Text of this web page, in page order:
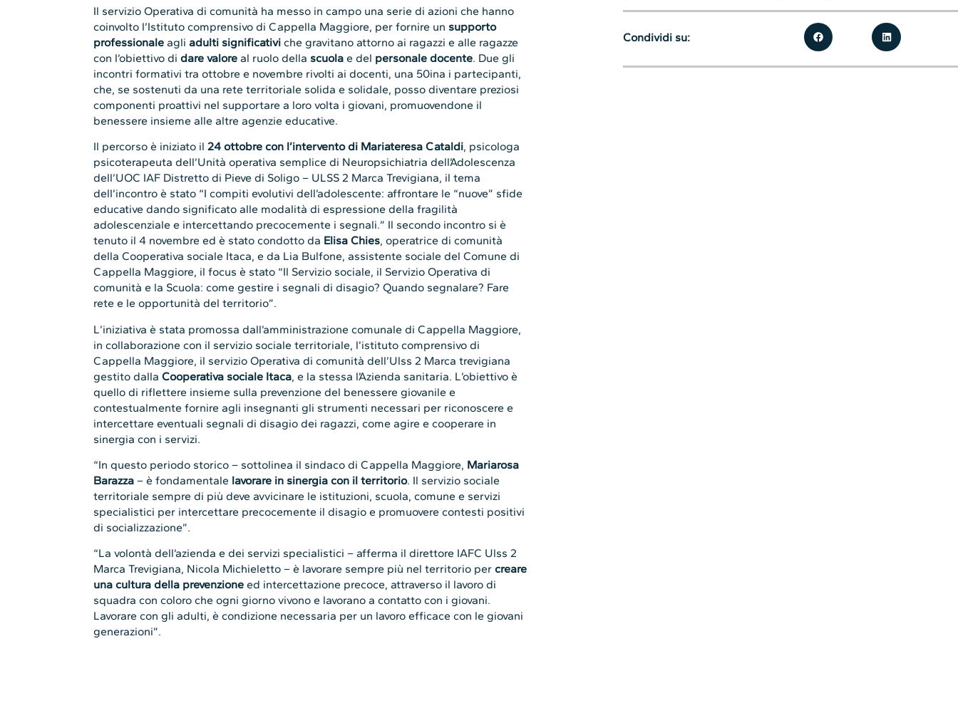
Il servizio Operativa di comunità ha messo in campo una serie di azioni che hanno
coinvolto l’Istituto comprensivo di Cappella Maggiore, per fornire un supporto
professionale agliadulti significativi che gravitano attorno ai ragazzi e alle ragazze
con l’obiettivo didare valore al ruolo della scuola e del personale docente. Due gli
incontri formativi tra ottobre e novembre rivolti ai docenti, una 50ina i partecipanti,
che, se sostenuti da una rete territoriale solida e solidale, posso diventare preziosi
componenti proattivi nel supportare a loro volta i giovani, promuovendone il
benessere insieme alle altre agenzie educative.
Il percorso è iniziato il24 ottobre con l’intervento di Mariateresa Cataldi, psicologa
psicoterapeuta dell’Unità operativa semplice di Neuropsichiatria dell’Adolescenza
dell’UOC IAF Distretto di Pieve di Soligo – ULSS 2 Marca Trevigiana, il tema
dell’incontro è stato “I compiti evolutivi dell’adolescente: affrontare le “nuove” sfide
educative dando significato alle modalità di espressione della fragilità
adolescenziale e intercettando precocemente i segnali.” Il secondo incontro si è
tenuto il 4 novembre ed è stato condotto da Elisa Chies, operatrice di comunità
della Cooperativa sociale Itaca, e da Lia Bulfone, assistente sociale del Comune di
Cappella Maggiore, il focus è stato “Il Servizio sociale, il Servizio Operativa di
comunità e la Scuola: come gestire i segnali di disagio? Quando segnalare? Fare
rete e le opportunità del territorio”.
L’iniziativa è stata promossa dall’amministrazione comunale di Cappella Maggiore,
in collaborazione con il servizio sociale territoriale, l’istituto comprensivo di
Cappella Maggiore, il servizio Operativa di comunità dell’Ulss 2 Marca trevigiana
gestito dallaCooperativa sociale Itaca, e la stessa l’Azienda sanitaria. L’obiettivo è
quello di riflettere insieme sulla prevenzione del benessere giovanile e
contestualmente fornire agli insegnanti gli strumenti necessari per riconoscere e
intercettare eventuali segnali di disagio dei ragazzi, come agire e cooperare in
sinergia con i servizi.
“In questo periodo storico – sottolinea il sindaco di Cappella Maggiore, Mariarosa
Barazza – è fondamentale lavorare in sinergia con il territorio. Il servizio sociale
territoriale sempre di più deve avvicinare le istituzioni, scuola, comune e servizi
specialistici per intercettare precocemente il disagio e promuovere contesti positivi
di socializzazione”.
“La volontà dell’azienda e dei servizi specialistici – afferma il direttore IAFC Ulss 2
Marca Trevigiana, Nicola Michieletto – è lavorare sempre più nel territorio percreare
una cultura della prevenzione ed intercettazione precoce, attraverso il lavoro di
squadra con coloro che ogni giorno vivono e lavorano a contatto con i giovani.
Lavorare con gli adulti, è condizione necessaria per un lavoro efficace con le giovani
generazioni”.
Condividi su: